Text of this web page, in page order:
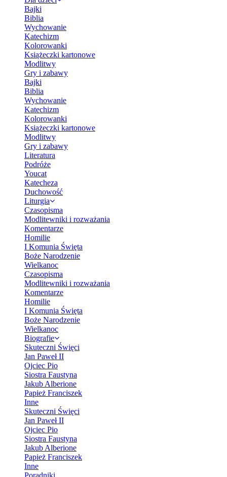
Bajki
Biblia
Wychowanie
Katechizm
Kolorowanki
Książeczki kartonowe
Modlitwy
Gry i zabawy
Bajki
Biblia
Wychowanie
Katechizm
Kolorowanki
Książeczki kartonowe
Modlitwy
Gry i zabawy
Literatura
Podróże
Youcat
Katecheza
Duchowość
Liturgia
Czasopisma
Modlitewniki i rozważania
Komentarze
Homilie
I Komunia Święta
Boże Narodzenie
Wielkanoc
Czasopisma
Modlitewniki i rozważania
Komentarze
Homilie
I Komunia Święta
Boże Narodzenie
Wielkanoc
Biografie
Skuteczni Święci
Jan Paweł II
Ojciec Pio
Siostra Faustyna
Jakub Alberione
Papież Franciszek
Inne
Skuteczni Święci
Jan Paweł II
Ojciec Pio
Siostra Faustyna
Jakub Alberione
Papież Franciszek
Inne
Poradniki